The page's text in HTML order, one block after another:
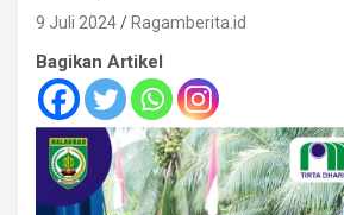
9 Juli 2024 Ragamberita.id
Bagikan Artikel